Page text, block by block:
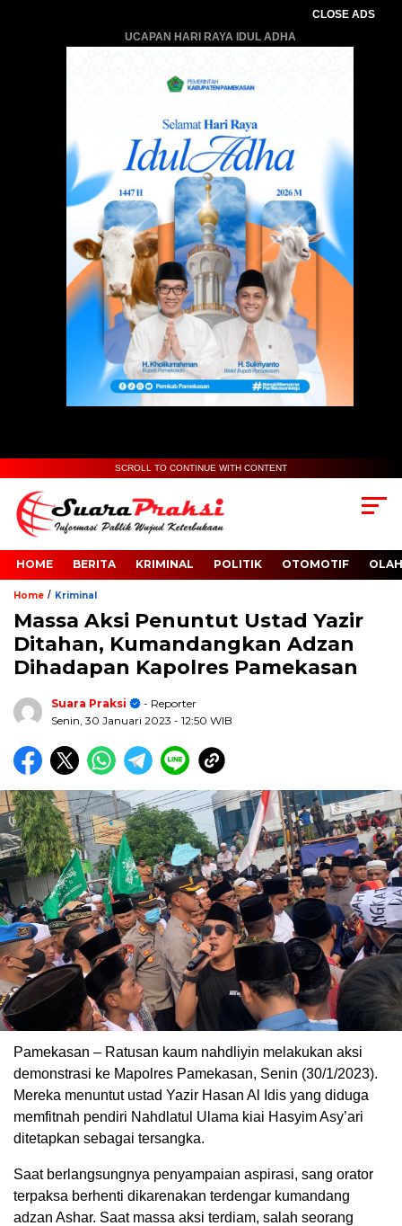
CLOSE ADS
UCAPAN HARI RAYA IDUL ADHA
SCROLL TO CONTINUE WITH CONTENT
HOME BERITA KRIMINAL POLITIK OTOMOTIF
Home / Kriminal
Massa Aksi Penuntut Ustad Yazir
Ditahan, Kumandangkan Adzan
Dihadapan Kapolres Pamekasan
Suara Praksi
- Reporter
Senin, 30 Januari 2023 - 12:50 WIB
Pamekasan – Ratusan kaum nahdliyin melakukan aksi
demonstrasi ke Mapolres Pamekasan, Senin (30/1/2023).
Mereka menuntut ustad Yazir Hasan Al Idis yang diduga
memfitnah pendiri Nahdlatul Ulama kiai Hasyim Asy’ari
ditetapkan sebagai tersangka.
Saat berlangsungnya penyampaian aspirasi, sang orator
terpaksa berhenti dikarenakan terdengar kumandang
adzan Ashar. Saat massa aksi terdiam, salah seorang